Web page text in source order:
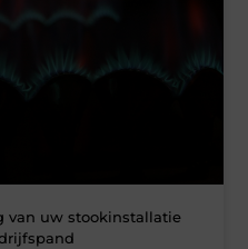
van uw stookinstallatie